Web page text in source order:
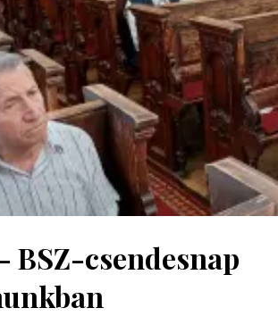
BSZ-csendesnap